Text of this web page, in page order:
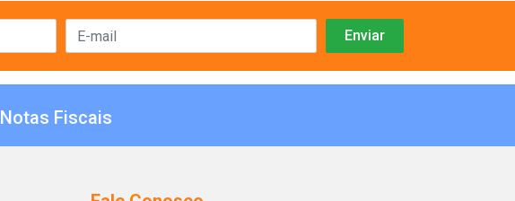
Notas Fiscais